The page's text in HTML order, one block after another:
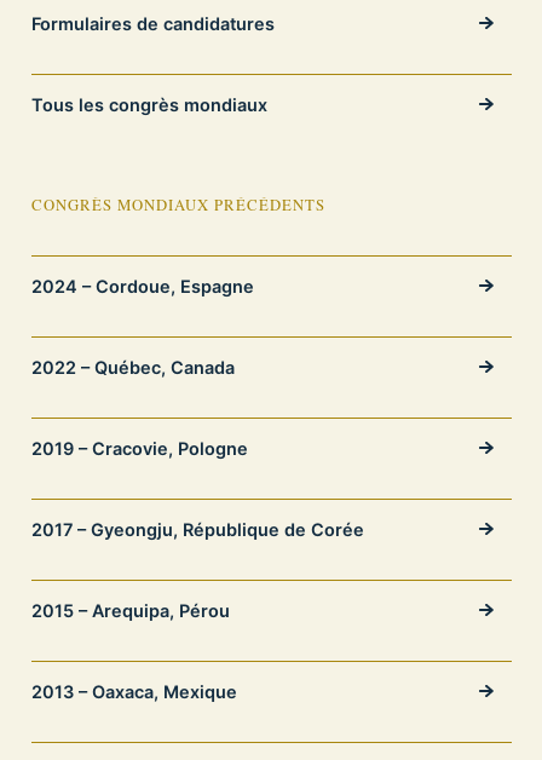
Formulaires de candidatures
Tous les congrès mondiaux
CONGRÈS MONDIAUX PRÉCÉDENTS
2024 – Cordoue, Espagne
2022 – Québec, Canada
2019 – Cracovie, Pologne
2017 – Gyeongju, République de Corée
2015 – Arequipa, Pérou
2013 – Oaxaca, Mexique